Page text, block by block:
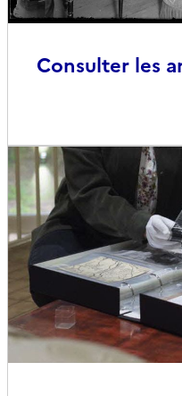
Consulter les